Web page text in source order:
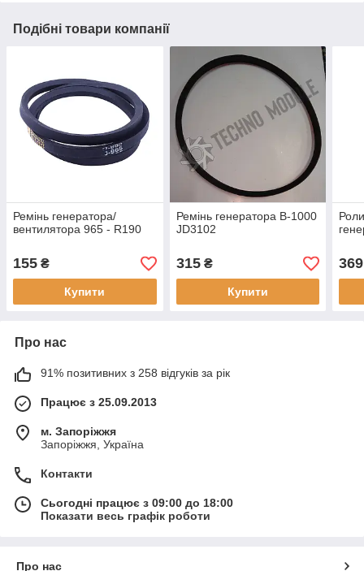
Подібні товари компанії
Ремінь генератора/
вентилятора 965 - R190
155 ₴
Купити
Ремінь генератора В-1000
JD3102
315₴
Купити
369
Про нас
91% позитивних з 258 відгуків за рік
Працює з 25.09.2013
м. Запоріжжя
Запоріжжя, Україна
Контакти
Сьогодні працює з 09:00 до 18:00
Показати весь графік роботи
Про нас